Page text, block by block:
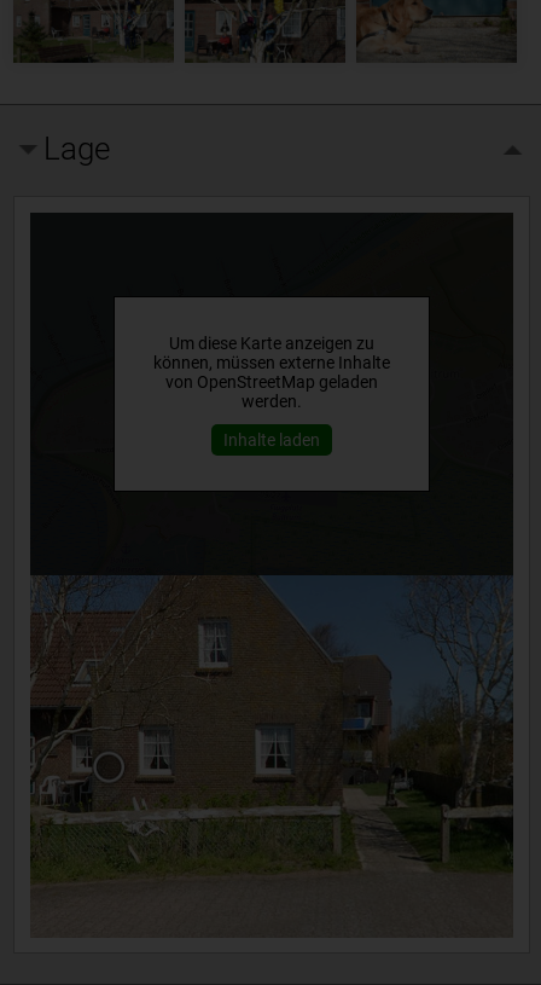
Lage
Um diese Karte anzeigen zu
können, müssen externe Inhalte
von OpenStreetMap geladen
werden.
Inhalte laden